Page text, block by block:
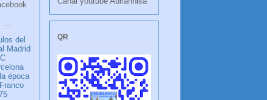
del
Madrid
época
QR